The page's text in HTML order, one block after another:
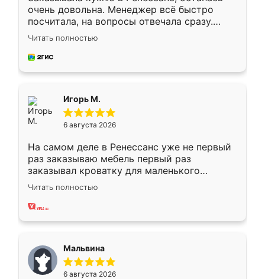
очень довольна. Менеджер всё быстро
посчитала, на вопросы отвечала сразу.
Замерщик приехал в субботу, подошёл к
делу со всей ответственностью. Собрали
за день, ребята работали аккуратно, даже
Читать полностью
Игорь М.
6 августа 2026
На самом деле в Ренессанс уже не первый
раз заказываю мебель первый раз
заказывал кроватку для маленького
ребёнка при его рождении ,во второй раз
заказал шкаф-купе. По качеству очень
хорошее сборка достаточно быстрая,
меньше, здесь же он более разнообразный.
Мне нравится ,если что-то потребуется из
мебели буду заказывать только здесь.
Читать полностью
Мальвина
6 августа 2026